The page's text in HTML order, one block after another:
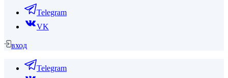
Telegram
VK
вход
Telegram